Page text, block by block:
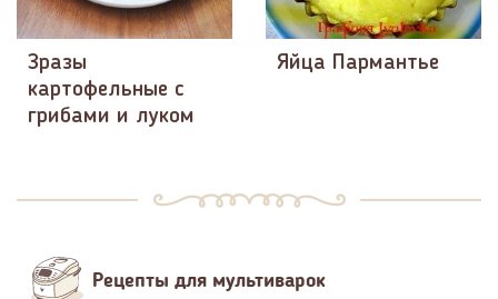
Зразы
картофельные с
грибами и луком
Яйца Пармантье
Рецепты для мультиварок